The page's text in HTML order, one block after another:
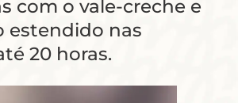
com o vale-creche e
estendido nas
20 horas.